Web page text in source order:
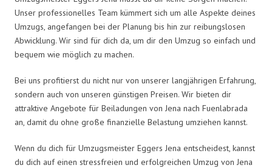
Unser professionelles Team kümmert sich um alle Aspekte deines
Umzugs, angefangen bei der Planung bis hin zur reibungslosen
Abwicklung. Wir sind für dich da, um dir den Umzug so einfach und
bequem wie möglich zu machen.
Bei uns profitierst du nicht nur von unserer langjährigen Erfahrung,
sondern auch von unseren günstigen Preisen. Wir bieten dir
attraktive Angebote für Beiladungen von Jena nach Fuenlabrada
an, damit du ohne große finanzielle Belastung umziehen kannst.
Wenn du dich für Umzugsmeister Eggers Jena entscheidest, kannst
du dich auf einen stressfreien und erfolgreichen Umzug von Jena